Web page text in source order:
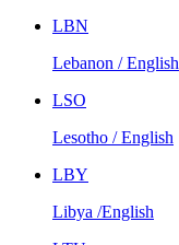
LBN
Lebanon / English
LSO
Lesotho / English
LBY
Libya /English